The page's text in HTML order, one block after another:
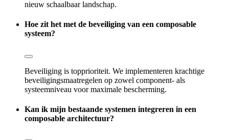
nieuw schaalbaar landschap.
Hoe zit het met de beveiliging van een composable
systeem?
Beveiliging is topprioriteit. We implementeren krachtige
beveiligingsmaatregelen op zowel component- als
systeemniveau voor maximale bescherming.
Kan ik mijn bestaande systemen integreren in een
composable architectuur?